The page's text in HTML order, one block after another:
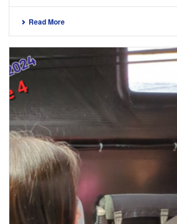
Read More